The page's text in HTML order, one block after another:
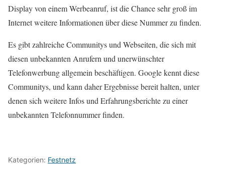
Display von einem Werbeanruf, ist die Chance sehr groß im
Internet weitere Informationen über diese Nummer zu finden.
Es gibt zahlreiche Communitys und Webseiten, die sich mit
diesen unbekannten Anrufern und unerwünschter
Telefonwerbung allgemein beschäftigen. Google kennt diese
Communitys, und kann daher Ergebnisse bereit halten, unter
denen sich weitere Infos und Erfahrungsberichte zu einer
unbekannten Telefonnummer finden.
Kategorien: Festnetz